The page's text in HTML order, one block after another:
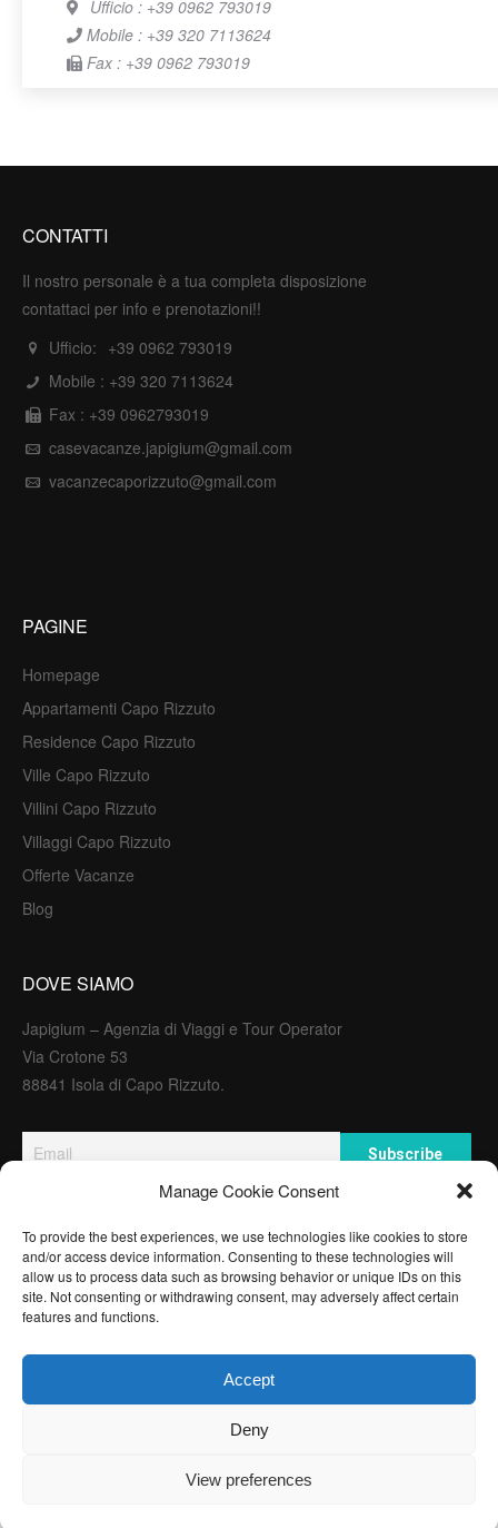
Manage Cookie Consent
To provide the best experiences, we use technologies like cookies to store
and/or access device information. Consenting to these technologies will
allow us to process data such as browsing behavior or unique IDs on this
site. Not consenting or withdrawing consent, may adversely affect certain
features and functions.
Accept
Deny
View preferences
Ufficio : +39 0962 793019
Mobile : +39 320 7113624
Fax : +39 0962 793019
CONTATTI
Il nostro personale è a tua completa disposizione
contattaci per info e prenotazioni!!
Ufficio: +39 0962 793019
Mobile : +39 320 7113624
Fax : +39 0962793019
casevacanze.japigium@gmail.com
vacanzecaporizzuto@gmail.com
PAGINE
Homepage
Appartamenti Capo Rizzuto
Residence Capo Rizzuto
Ville Capo Rizzuto
Villini Capo Rizzuto
Villaggi Capo Rizzuto
Offerte Vacanze
Blog
DOVE SIAMO
Japigium – Agenzia di Viaggi e Tour Operator
Via Crotone 53
88841 Isola di Capo Rizzuto.
2014/A/02- P.IVA 03282440795 - Designed by Infolabs.